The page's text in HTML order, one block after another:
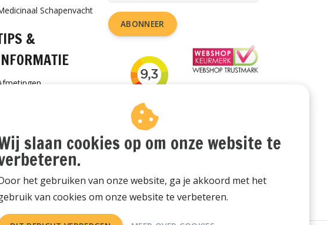
Schapenvacht
&
Cadeaubon
ABONNEER
slaan cookies op om onze website te
het gebruiken van onze website, ga je akkoord met het
van cookies om onze website te verbeteren.